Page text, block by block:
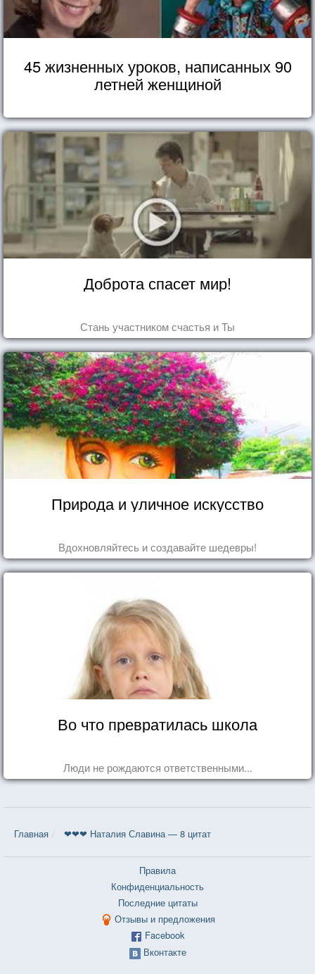
45 жизненных уроков, написанных 90
летней женщиной
Доброта спасет мир!
Стань участником счастья и Ты
Природа и уличное искусство
Вдохновляйтесь и создавайте шедевры!
Во что превратилась школа
Люди не рождаются ответственными...
Главная ❤❤❤ Наталия Славина — 8 цитат
Правила
Конфиденциальность
Последние цитаты
Отзывы и предложения
Facebook
Вконтакте